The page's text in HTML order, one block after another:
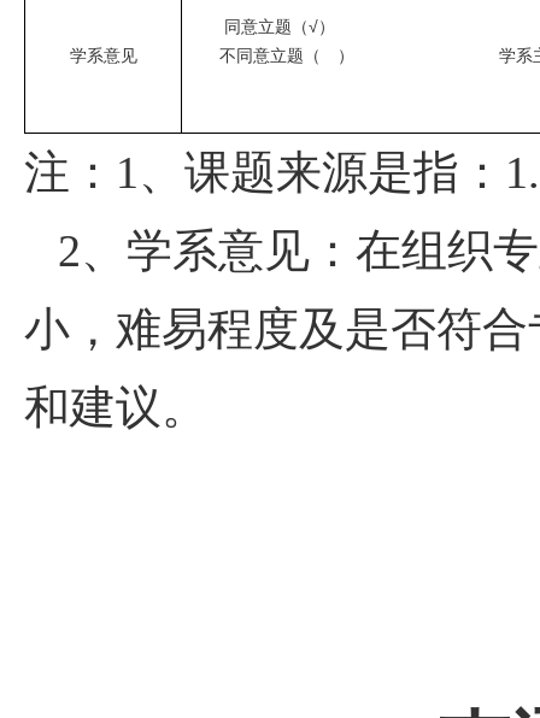
学系意见
同意立题（√）
不同意立题（ ） 学系主
注： 1、课题来源是指： 1.
2、学系意见：在组织
小，难易程度及是否符
和建议。